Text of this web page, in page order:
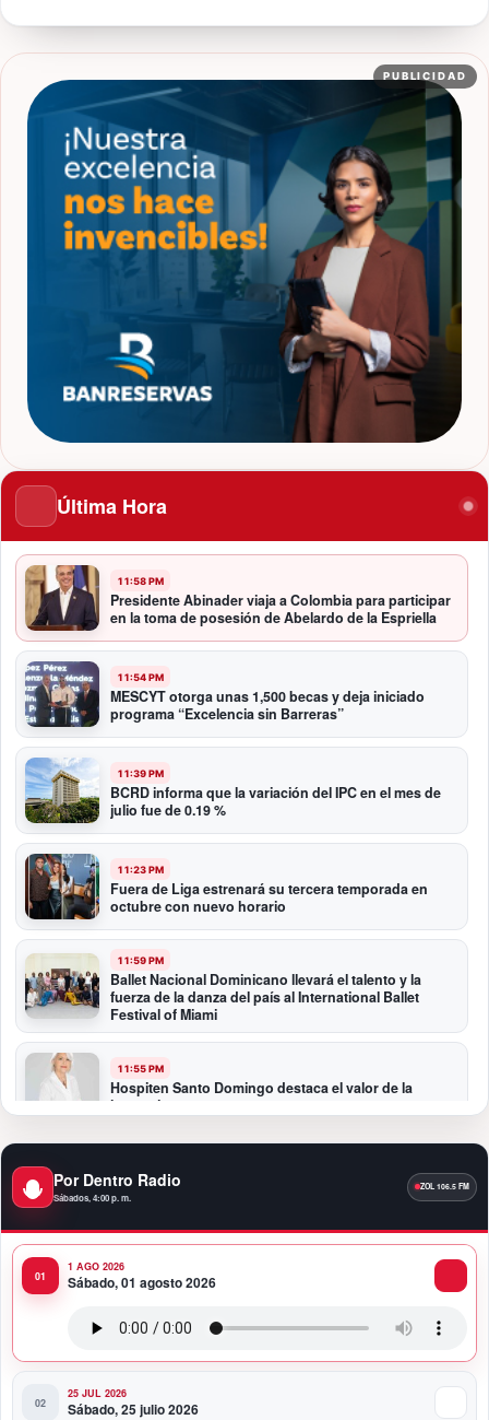
PUBLICIDAD
Última Hora
11:58 PM
Presidente Abinader viaja a Colombia para participar
en la toma de posesión de Abelardo de la Espriella
11:54 PM
MESCYT otorga unas 1,500 becas y deja iniciado
programa “Excelencia sin Barreras”
11:39 PM
BCRD informa que la variación del IPC en el mes de
julio fue de 0.19 %
11:23 PM
Fuera de Liga estrenará su tercera temporada en
octubre con nuevo horario
11:59 PM
Ballet Nacional Dominicano llevará el talento y la
fuerza de la danza del país al International Ballet
Festival of Miami
11:55 PM
Hospiten Santo Domingo destaca el valor de la
lactancia materna
Banreservas recibe nuevamente la máxima
calificación crediticia AAA.do de Moody’s Local RD
10:51 PM
Producciones Panda Rosa anuncia su
Por Dentro Radio
Sábados, 4:00 p. m.
1 AGO 2026
Sábado, 01 agosto 2026
25 JUL 2026
Sábado, 25 julio 2026